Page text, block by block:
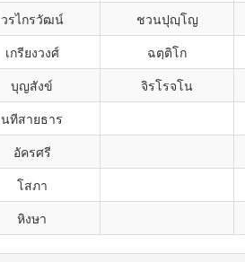
วรไกรวัฒน์ ชวนปุญฺโญ
เกรียงวงศ์ ฉตฺติโก
บุญสังข์ จิรโรจโน
นทีสายธาร
อัครศรี
โสภา
หิงษา